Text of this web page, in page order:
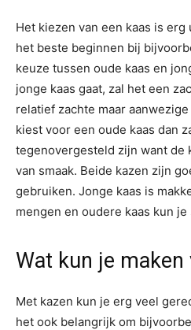
Het kiezen van een kaas is
het beste beginnen bij
keuze tussen oude kaas en
jonge kaas gaat, zal het een
relatief zachte maar
kiest voor een oude kaas dan
tegenovergesteld zijn want de
van smaak. Beide kazen zijn
gebruiken. Jonge kaas is
mengen en oudere kaas kun
Wat kun je maken
Met kazen kun je erg veel
het ook belangrijk om